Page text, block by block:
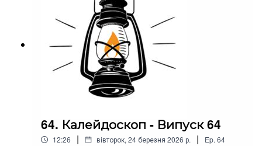
64. Калейдоскоп - Випуск 64
12:26 | вівторок, 24 березня 2026 р. | Ep. 64